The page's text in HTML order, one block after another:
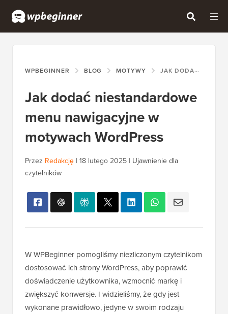
WPBEGINNER BLOG MOTYWY JAK DODAĆ NIESTANDARDOWE MENU NAWIGACYJNE W MOTYWACH WORDPRESS
Jak dodać niestandardowe
menu nawigacyjne w
motywach WordPress
Przez Redakcję | 18 lutego 2025 | Ujawnienie dla
czytelników
W WPBeginner pomogliśmy niezliczonym czytelnikom
dostosować ich strony WordPress, aby poprawić
doświadczenie użytkownika, wzmocnić markę i
zwiększyć konwersje. I widzieliśmy, że gdy jest
wykonane prawidłowo, jedyne w swoim rodzaju